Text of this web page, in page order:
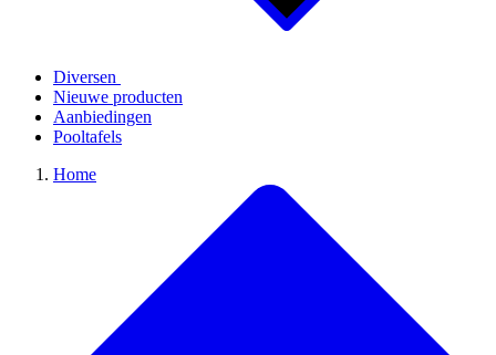
Diversen
Nieuwe producten
Aanbiedingen
Pooltafels
Home